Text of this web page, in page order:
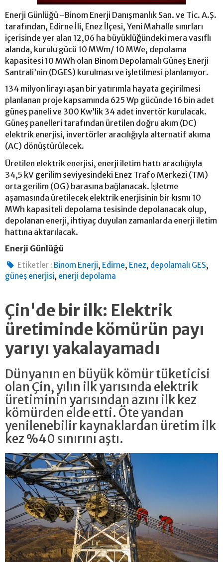
Enerji Günlüğü -Binom Enerji Danışmanlık San. ve Tic. A.Ş.
tarafından, Edirne İli, Enez İlçesi, Yeni Mahalle sınırları
içerisinde yer alan 12,06 ha büyüklüğündeki mera vasıflı
alanda, kurulu gücü 10 MWm/ 10 MWe, depolama
kapasitesi 10 MWh olan Binom Depolamalı Güneş Enerji
Santrali’nin (DGES) kurulması ve işletilmesi planlanıyor.
134 milyon lirayı aşan bir yatırımla hayata geçirilmesi
planlanan proje kapsamında 625 Wp gücünde 16 bin adet
güneş paneli ve 300 Kw’lik 34 adet invertör kurulacak.
Güneş panelleri tarafından üretilen doğru akım (DC)
elektrik enerjisi, invertörler aracılığıyla alternatif akıma
(AC) dönüştürülecek.
Üretilen elektrik enerjisi, enerji iletim hattı aracılığıyla
34,5 kV gerilim seviyesindeki Enez Trafo Merkezi (TM)
orta gerilim (OG) barasına bağlanacak. İşletme
aşamasında üretilecek elektrik enerjisinin bir kısmı 10
MWh kapasiteli depolama tesisinde depolanacak olup,
depolanan enerji, ihtiyaç duyulan zamanlarda enerji iletim
hattına aktarılacak.
Enerji Günlüğü
Etiketler : Binom Enerji, Edirne, Enez, depolamalı GES,
güneş enerjisi, enerji depolama
Çin'de bir ilk: Elektrik
üretiminde kömürün payı
yarıyı yakalayamadı
Dünyanın en büyük kömür tüketicisi
olan Çin, yılın ilk yarısında elektrik
üretiminin yarısından azını ilk kez
kömürden elde etti. Öte yandan
yenilenebilir kaynaklardan üretim ilk
kez %40 sınırını aştı.